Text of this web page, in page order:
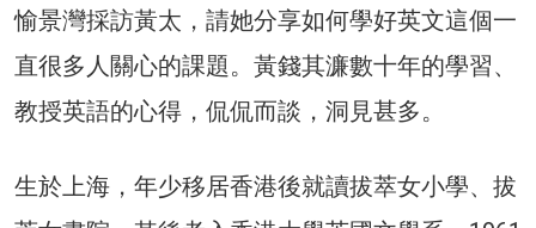
愉景灣採訪黃太，請她分享如何學好英文這個一
直很多人關心的課題。黃錢其濂數十年的學習、
教授英語的心得，侃侃而談，洞見甚多。
生於上海，年少移居香港後就讀拔萃女小學、拔